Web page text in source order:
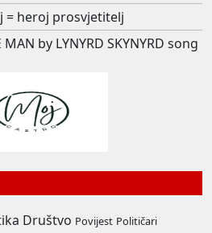
= heroj prosvjetitelj
by LYNYRD SKYNYRD song
Društvo Povijest Političari